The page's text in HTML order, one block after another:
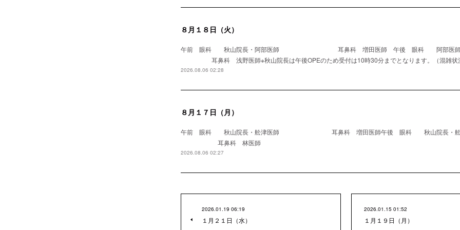
８月１８日（火）
午前 眼科 秋山院長・阿部医師 耳鼻科 増田医師 午後 眼科 阿部
耳鼻科 浅野医師※秋山院長は午後OPEのため受付は10時30分までとなります。（混雑状
2026.08.06 02:28
８月１７日（月）
午前 眼科 秋山院長・舩津医師 耳鼻科 増田医師午後 眼科 秋山院長・舩
耳鼻科 林医師
2026.08.06 02:27
2026.01.19 06:19
１月２１日（水）
2026.01.15 01:52
１月１９日（月）